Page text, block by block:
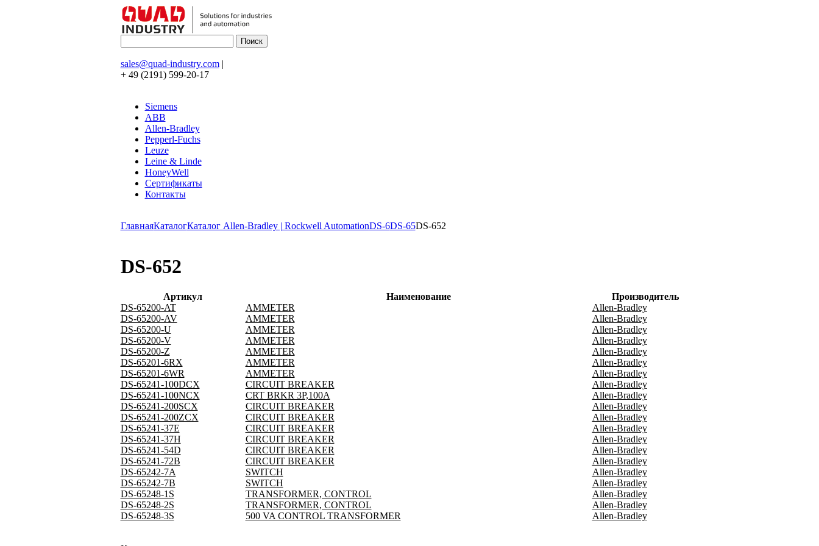
sales@quad-industry.com|
+ 49 (2191) 599-20-17
Siemens
ABB
Allen-Bradley
Pepperl-Fuchs
Leuze
Leine & Linde
HoneyWell
Сертификаты
Контакты
ГлавнаяКаталогКаталог Allen-Bradley | Rockwell AutomationDS-6DS-65DS-652
DS-652
Артикул Наименование
Производитель
DS-65200-AT
AMMETER
Allen-Bradley
DS-65200-AV
AMMETER
Allen-Bradley
DS-65200-U
AMMETER
Allen-Bradley
DS-65200-V
AMMETER
Allen-Bradley
DS-65200-Z
AMMETER
Allen-Bradley
DS-65201-6RX
AMMETER
Allen-Bradley
DS-65201-6WR
AMMETER
Allen-Bradley
DS-65241-100DCX
CIRCUIT BREAKER
Allen-Bradley
DS-65241-100NCX
CRT BRKR 3P,100A
Allen-Bradley
DS-65241-200SCX
CIRCUIT BREAKER
Allen-Bradley
DS-65241-200ZCX
CIRCUIT BREAKER
Allen-Bradley
DS-65241-37E
CIRCUIT BREAKER
Allen-Bradley
DS-65241-37H
CIRCUIT BREAKER
Allen-Bradley
DS-65241-54D
CIRCUIT BREAKER
Allen-Bradley
DS-65241-72B
CIRCUIT BREAKER
Allen-Bradley
DS-65242-7A
SWITCH
Allen-Bradley
DS-65242-7B
SWITCH
Allen-Bradley
DS-65248-1S
TRANSFORMER, CONTROL
Allen-Bradley
DS-65248-2S
TRANSFORMER, CONTROL
Allen-Bradley
DS-65248-3S
500 VA CONTROL TRANSFORMER Allen-Bradley